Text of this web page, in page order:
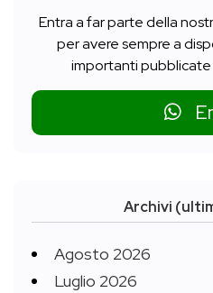
Entra a far parte della
per avere sempre a
importanti
Archivi
Agosto 2026
Luglio 2026